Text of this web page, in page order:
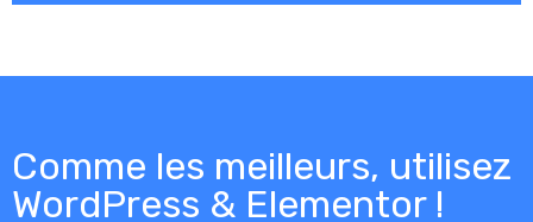
Comme les meilleurs, utilisez
WordPress & Elementor !